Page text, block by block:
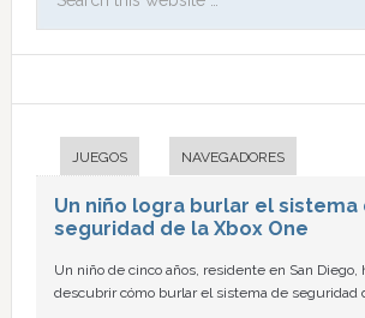
JUEGOS NAVEGADORES
Un niño logra burlar el sistema
seguridad de la Xbox One
Un niño de cinco años, residente en San Diego,
descubrir cómo burlar el sistema de seguridad